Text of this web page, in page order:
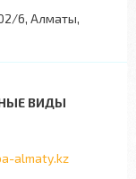
6, Алматы,
almaty.kz